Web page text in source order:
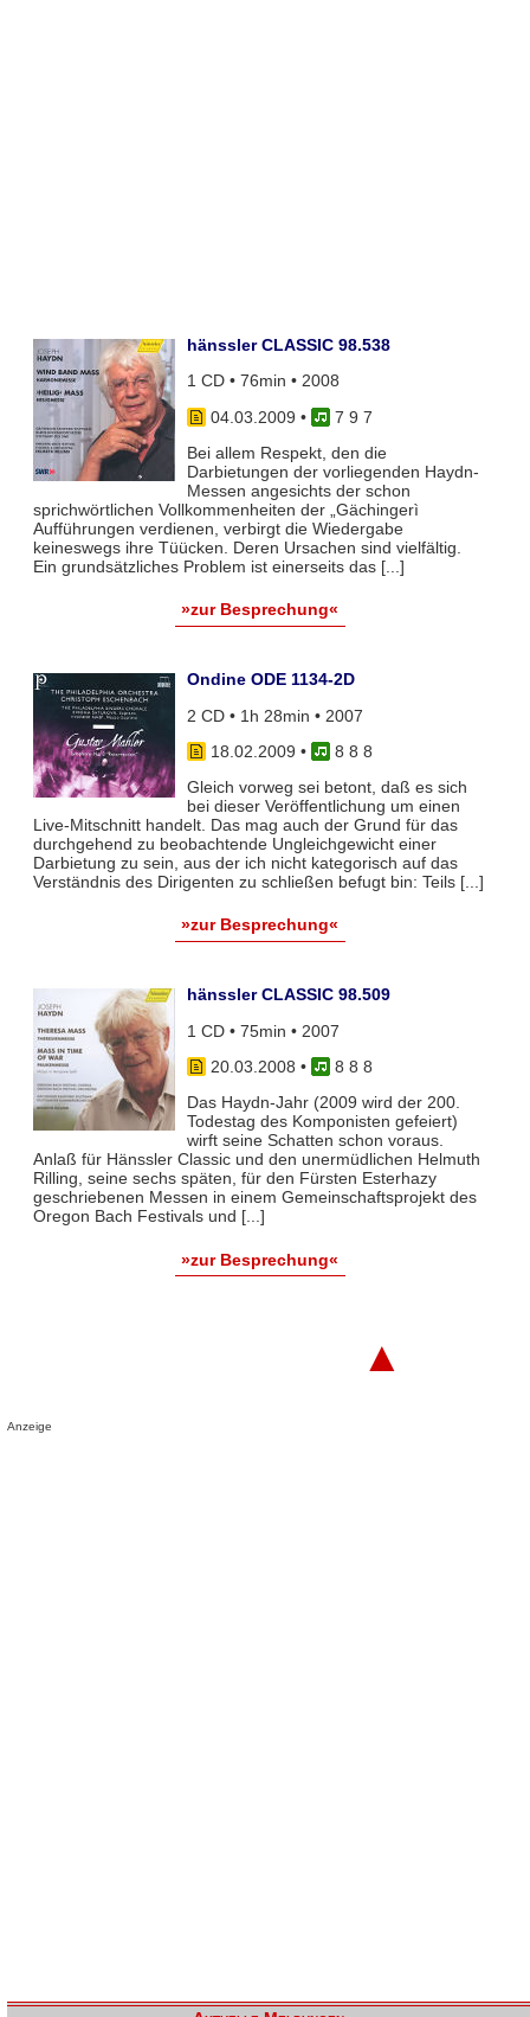
hänssler CLASSIC 98.538
1 CD • 76min • 2008
04.03.2009 •
7 9 7
Bei allem Respekt, den die
Darbietungen der vorliegenden Haydn-
Messen angesichts der schon
sprichwörtlichen Vollkommenheiten der „Gächingerì
Aufführungen verdienen, verbirgt die Wiedergabe
keineswegs ihre Tüücken. Deren Ursachen sind vielfältig.
Ein grundsätzliches Problem ist einerseits das [...]
»zur Besprechung«
Ondine ODE 1134-2D
2 CD • 1h 28min • 2007
18.02.2009 •
8 8 8
Gleich vorweg sei betont, daß es sich
bei dieser Veröffentlichung um einen
Live-Mitschnitt handelt. Das mag auch der Grund für das
durchgehend zu beobachtende Ungleichgewicht einer
Darbietung zu sein, aus der ich nicht kategorisch auf das
Verständnis des Dirigenten zu schließen befugt bin: Teils [...]
»zur Besprechung«
hänssler CLASSIC 98.509
1 CD • 75min • 2007
20.03.2008 •
8 8 8
Das Haydn-Jahr (2009 wird der 200.
Todestag des Komponisten gefeiert)
wirft seine Schatten schon voraus.
Anlaß für Hänssler Classic und den unermüdlichen Helmuth
Rilling, seine sechs späten, für den Fürsten Esterhazy
geschriebenen Messen in einem Gemeinschaftsprojekt des
Oregon Bach Festivals und [...]
»zur Besprechung«
▲
Anzeige